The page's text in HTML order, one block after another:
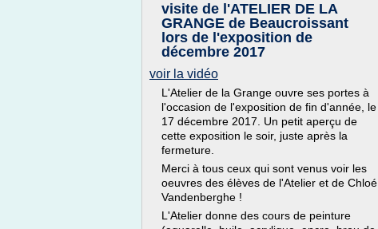
visite de l'ATELIER DE LA
GRANGE de Beaucroissant
lors de l'exposition de
décembre 2017
voir la vidéo
L'Atelier de la Grange ouvre ses portes à
l'occasion de l'exposition de fin d'année, le
17 décembre 2017. Un petit aperçu de
cette exposition le soir, juste après la
fermeture.
Merci à tous ceux qui sont venus voir les
oeuvres des élèves de l'Atelier et de Chloé
Vandenberghe !
L'Atelier donne des cours de peinture